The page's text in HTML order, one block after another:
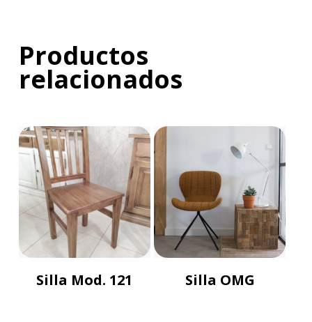
Productos
relacionados
Silla Mod. 121 Silla OMG